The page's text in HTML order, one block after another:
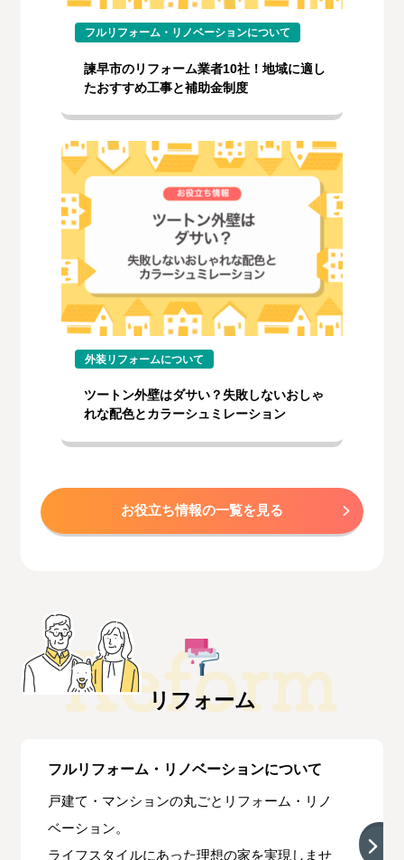
フルリフォーム・リノベーションについて
諫早市のリフォーム業者10社！地域に適し
たおすすめ工事と補助金制度
外装リフォームについて
ツートン外壁はダサい？失敗しないおしゃ
れな配色とカラーシュミレーション
お役立ち情報の一覧を見る
リフォーム
フルリフォーム・リノベーションについて
戸建て・マンションの丸ごとリフォーム・リノ
ベーション。
ライフスタイルにあった理想の家を実現しませ